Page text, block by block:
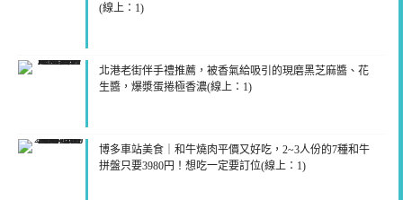
(線上：1)
北港老街伴手禮推薦，被香氣給吸引的現磨黑芝麻醬、花
生醬，爆漿蛋捲極香濃(線上：1)
博多車站美食｜和牛燒肉平價又好吃，2~3人份的7種和牛
拼盤只要3980円！想吃一定要訂位(線上：1)